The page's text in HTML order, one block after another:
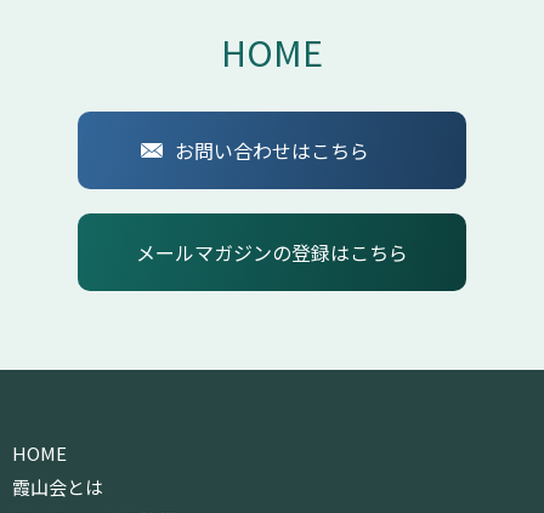
HOME
お問い合わせはこちら
メールマガジンの登録はこちら
HOME
霞山会とは